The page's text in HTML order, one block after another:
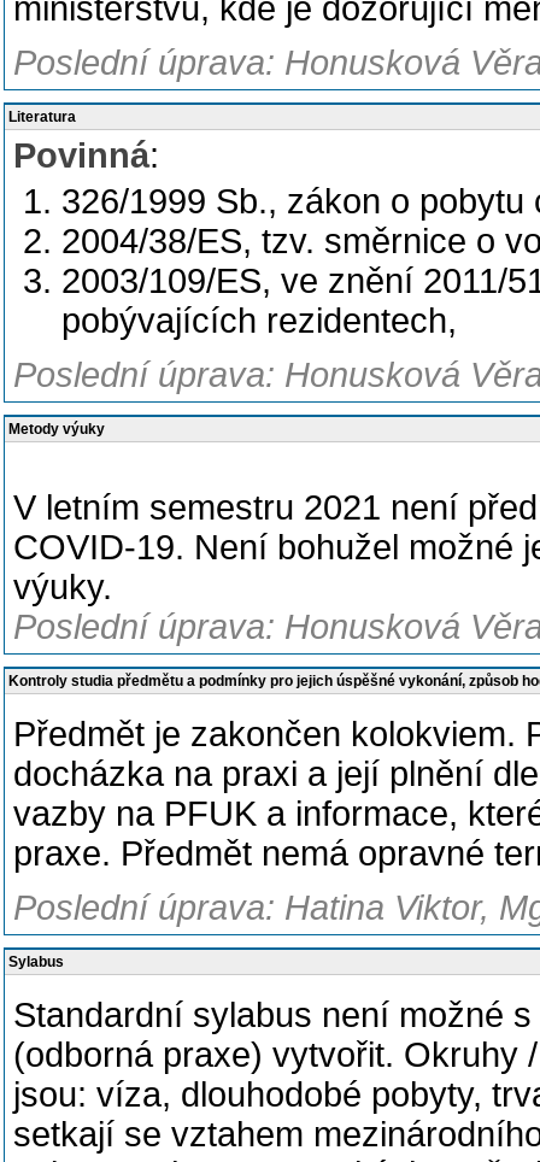
ministerstvu, kde je dozorující
Poslední úprava: Honusková
Literatura
Povinná:
326/1999 Sb., zákon o pobytu
2004/38/ES, tzv. směrnice o
2003/109/ES, ve znění 2011/
pobývajících rezidentech,
Poslední úprava: Honusková
Metody výuky
V letním semestru 2021 není
COVID-19. Není bohužel možné
výuky.
Poslední úprava: Honusková
Kontroly studia předmětu a podmínky pro jejich úspěšné vykonání, způsob
Předmět je zakončen kolokviem.
docházka na praxi a její plnění
vazby na PFUK a informace,
praxe. Předmět nemá opravné
Poslední úprava: Hatina Viktor,
Sylabus
Standardní sylabus není možné
(odborná praxe) vytvořit. Okruhy
jsou: víza, dlouhodobé pobyty,
setkají se vztahem